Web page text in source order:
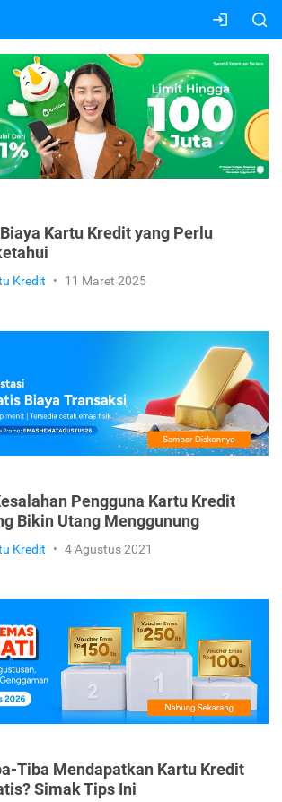
Kartu Kredit yang Perlu
Kredit • 11 Maret 2025
Pengguna Kartu Kredit
Bikin Utang Menggunung
Kredit • 4 Agustus 2021
Tiba Mendapatkan Kartu Kredit
Simak Tips Ini